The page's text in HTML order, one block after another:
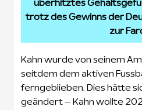
überhitztes
trotz des Gewinns der
zur
Kahn wurde von seinem
seitdem dem aktiven
ferngeblieben. Dies hätte
geändert – Kahn wollte